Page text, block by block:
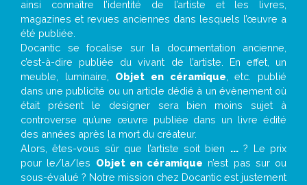
ainsi connaître l’identité de l’artiste et les livres,
magazines et revues anciennes dans lesquels l’œuvre a
été publiée.
Docantic se focalise sur la documentation ancienne,
c’est-à-dire publiée du vivant de l’artiste. En effet, un
meuble, luminaire, Objet en céramique , etc. publié
dans une publicité ou un article dédié à un évènement où
était présent le designer sera bien moins sujet à
controverse qu’une œuvre publiée dans un livre édité
des années après la mort du créateur.
Alors, êtes-vous sûr que l’artiste soit bien ...? Le prix
pour le/la/les Objet en céramique n’est pas sur ou
sous-évalué ? Notre mission chez Docantic est justement